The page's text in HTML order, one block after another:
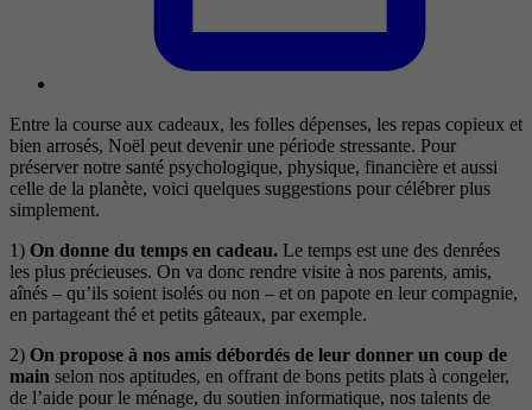
Entre la course aux cadeaux, les folles dépenses, les repas copieux et
bien arrosés, Noël peut devenir une période stressante. Pour
préserver notre santé psychologique, physique, financière et aussi
celle de la planète, voici quelques suggestions pour célébrer plus
simplement.
1) On donne du temps en cadeau. Le temps est une des denrées
les plus précieuses. On va donc rendre visite à nos parents, amis,
aînés – qu’ils soient isolés ou non – et on papote en leur compagnie,
en partageant thé et petits gâteaux, par exemple.
2) On propose à nos amis débordés de leur donner un coup de
main selon nos aptitudes, en offrant de bons petits plats à congeler,
de l’aide pour le ménage, du soutien informatique, nos talents de